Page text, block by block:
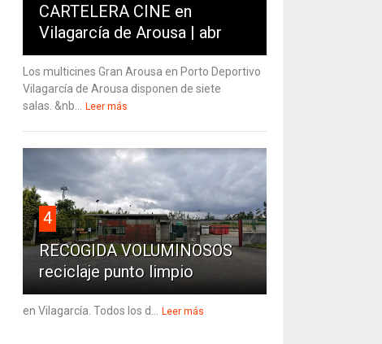
CARTELERA CINE en
Vilagarcía de Arousa | abr
Los multicines Gran Arousa en Porto Deportivo
Vilagarcía de Arousa disponen de siete
salas. &nb...
Leer más
4
RECOGIDA VOLUMINOSOS
reciclaje punto limpio
en Vilagarcía. Todos los d... Leer más